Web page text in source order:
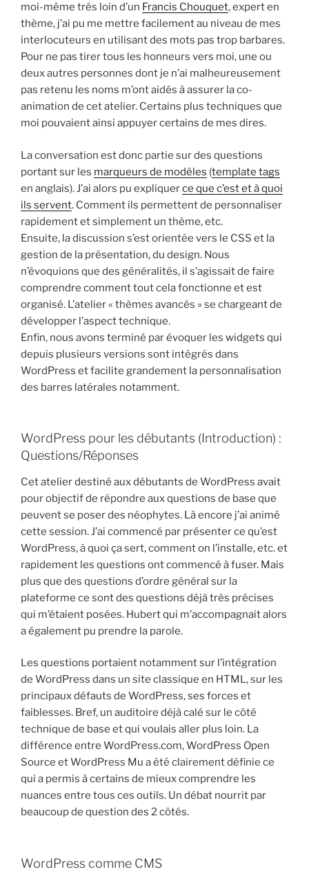
moi-même très loin d’un Francis Chouquet, expert en
thème, j’ai pu me mettre facilement au niveau de mes
interlocuteurs en utilisant des mots pas trop barbares.
Pour ne pas tirer tous les honneurs vers moi, une ou
deux autres personnes dont je n’ai malheureusement
pas retenu les noms m’ont aidés à assurer la co-
animation de cet atelier. Certains plus techniques que
moi pouvaient ainsi appuyer certains de mes dires.
La conversation est donc partie sur des questions
portant sur les marqueurs de modèles (template tags
en anglais). J’ai alors pu expliquerce que c’est et à quoi
ils servent. Comment ils permettent de personnaliser
rapidement et simplement un thème, etc.
Ensuite, la discussion s’est orientée vers le CSS et la
gestion de la présentation, du design. Nous
n’évoquions que des généralités, il s’agissait de faire
comprendre comment tout cela fonctionne et est
organisé. L’atelier « thèmes avancés » se chargeant de
développer l’aspect technique.
Enfin, nous avons terminé par évoquer les widgets qui
depuis plusieurs versions sont intégrés dans
WordPress et facilite grandement la personnalisation
des barres latérales notamment.
WordPress pour les débutants (Introduction) :
Questions/Réponses
Cet atelier destiné aux débutants de WordPress avait
pour objectif de répondre aux questions de base que
peuvent se poser des néophytes. Là encore j’ai animé
cette session. J’ai commencé par présenter ce qu’est
WordPress, à quoi ça sert, comment on l’installe, etc. et
rapidement les questions ont commencé à fuser. Mais
plus que des questions d’ordre général sur la
plateforme ce sont des questions déjà très précises
qui m’étaient posées. Hubert qui m’accompagnait alors
a également pu prendre la parole.
Les questions portaient notamment sur l’intégration
de WordPress dans un site classique en HTML, sur les
principaux défauts de WordPress, ses forces et
faiblesses. Bref, un auditoire déjà calé sur le côté
technique de base et qui voulais aller plus loin. La
différence entre WordPress.com, WordPress Open
Source et WordPress Mu a été clairement définie ce
qui a permis à certains de mieux comprendre les
nuances entre tous ces outils. Un débat nourrit par
beaucoup de question des 2 côtés.
WordPress comme CMS